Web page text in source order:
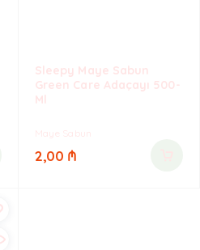
Sleepy Maye Sabun
Green Care Adaçayı 500-
Ml
Maye Sabun
2,00 ₼